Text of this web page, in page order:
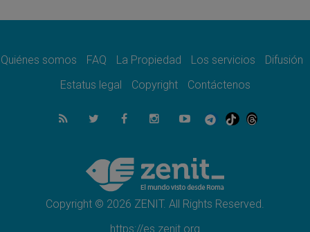
07.08.2026
07.08.2026
el compromiso del cristiano"
La matanza de niños en Gaza no cesa: 300
muertos en 300 días
Tagle: La guerra desfigura el mundo, solo la
revelación de Dios lo transfigura
Quiénes somos FAQ La Propiedad Los servicios
Difusión
Estatus legal
Copyright Contáctenos
Copyright © 2026 ZENIT. All Rights Reserved.
https://es.zenit.org